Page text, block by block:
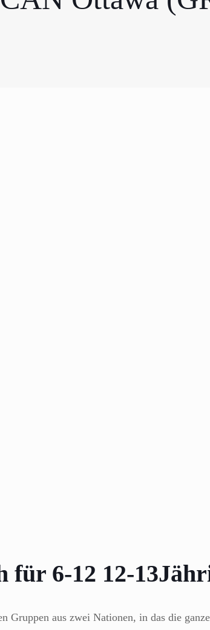
für 6-12 12-
Gruppen aus zwei Nationen, in das die